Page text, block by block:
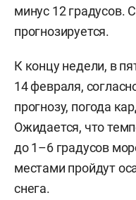
минус 12 градусов.
прогнозируется.
К концу недели, в
14 февраля,
прогнозу, погода
Ожидается, что
до 1–6 градусов
местами пройдут
снега.